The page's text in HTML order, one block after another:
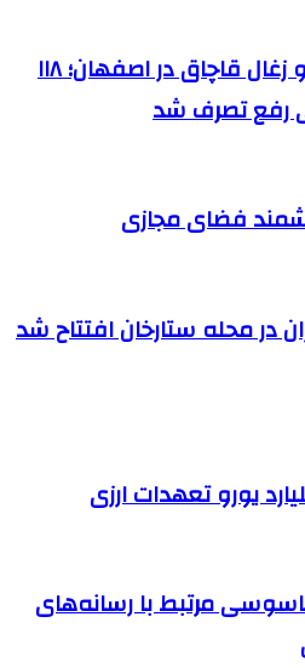
کشف ۹۸ تن چوب و زغال قاچاق در اصفهان؛ ۱۱۸
رفع تصرف شد
فضای مجازی
در محله ستارخان افتتاح شد
مرتبط با رسانه‌های